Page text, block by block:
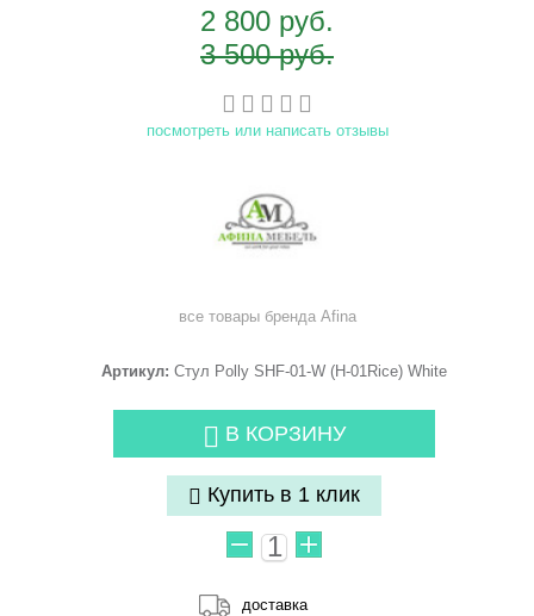
2 800 руб.
3 500 руб.
посмотреть или написать отзывы
все товары бренда Afina
Артикул: Стул Polly SHF-01-W (H-01Rice) White
В КОРЗИНУ
Купить в 1 клик
доставка